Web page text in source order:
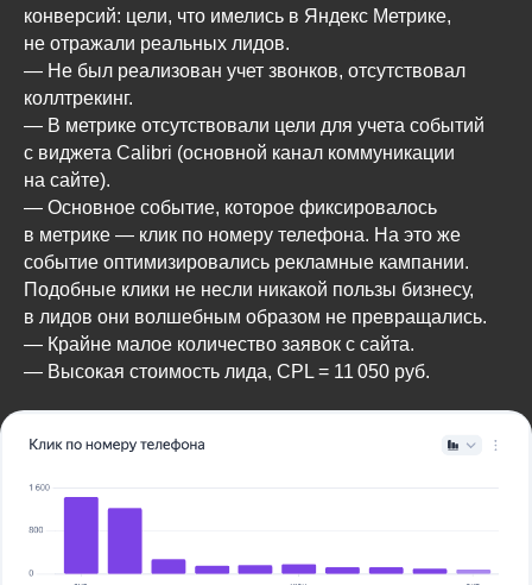
конверсий: цели, что имелись в Яндекс Метрике,
не отражали реальных лидов.
— Не был реализован учет звонков, отсутствовал
коллтрекинг.
— В метрике отсутствовали цели для учета событий
с виджета Calibri (основной канал коммуникации
на сайте).
— Основное событие, которое фиксировалось
в метрике — клик по номеру телефона. На это же
событие оптимизировались рекламные кампании.
Подобные клики не несли никакой пользы бизнесу,
в лидов они волшебным образом не превращались.
— Крайне малое количество заявок с сайта.
— Высокая стоимость лида, CPL = 11 050 руб.